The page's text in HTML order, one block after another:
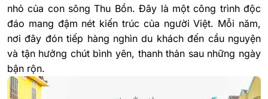
nhỏ của con sông Thu Bồn. Đây là một công trình độc
đáo mang đậm nét kiến trúc của người Việt. Mỗi năm,
nơi đây đón tiếp hàng nghìn du khách đến cầu nguyện
và tận hưởng chút bình yên, thanh thản sau những ngày
bận rộn.